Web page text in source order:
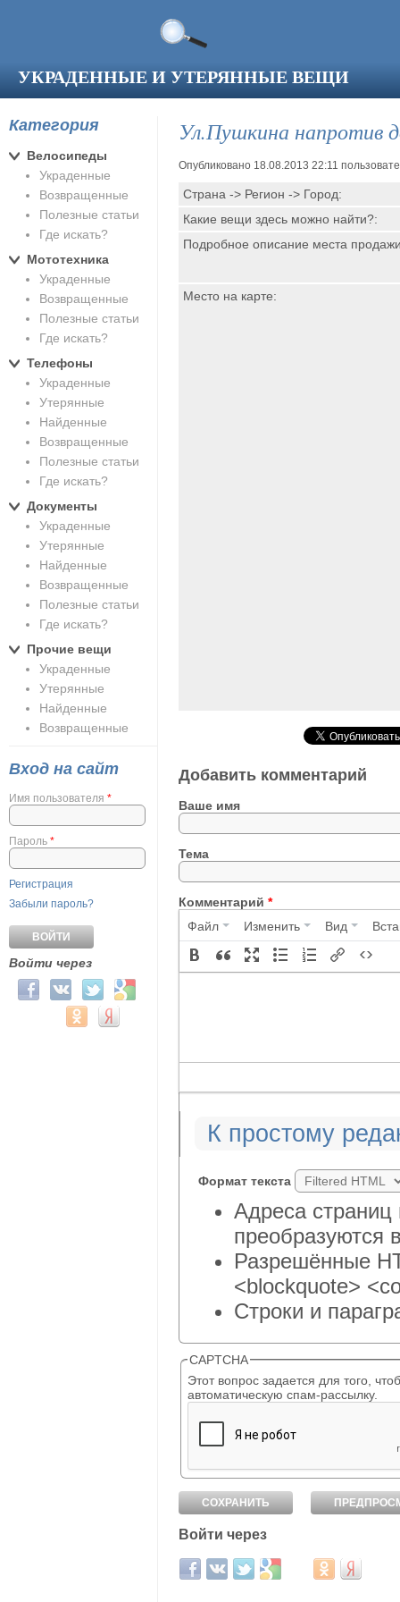
УКРАДЕННЫЕ И УТЕРЯННЫЕ ВЕЩИ
Ул.Пушкина напротив
Опубликовано 18.08.2013 22:11
Страна -> Регион -> Город:
Какие вещи здесь можно найти?:
Подробное описание места
Место на карте:
Добавить комментарий
Ваше имя
Тема
Комментарий *
Файл Изменить Вид
К простому
Формат текста
Адреса страниц
преобразуются
Разрешённые
<blockquote>
Строки и
CAPTCHA
Этот вопрос задается для того, чтобы выяснить,
автоматическую спам-рассылку.
Войти через
Login with Facebook
Login with ВКонтакте
Login with Twitter
Login with Google
Login with Mail.ru
Login with
Login
Категория
Велосипеды
Украденные
Возвращенные
Полезные статьи
Где искать?
Мототехника
Украденные
Возвращенные
Полезные статьи
Где искать?
Телефоны
Украденные
Утерянные
Найденные
Возвращенные
Полезные статьи
Где искать?
Документы
Украденные
Утерянные
Найденные
Возвращенные
Полезные статьи
Где искать?
Прочие вещи
Украденные
Утерянные
Найденные
Возвращенные
Вход на сайт
Имя пользователя *
Пароль *
Регистрация
Забыли пароль?
Войти через
Login with Facebook
Login with ВКонтакте
Login with Twitter
Login with Google
Login with Mail.ru
Login with Одноклассники
Login with Яндекс